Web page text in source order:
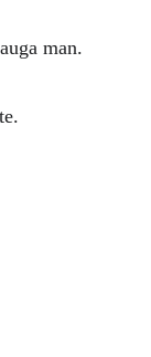
man.